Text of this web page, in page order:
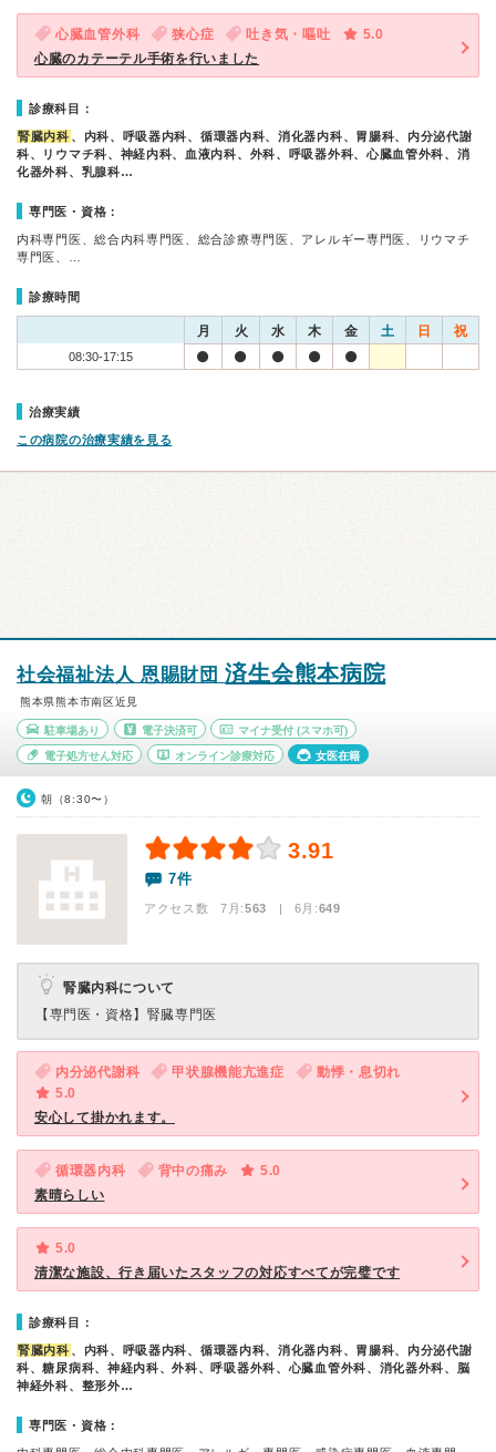
心臓血管外科 狭心症 吐き気・嘔吐
5.0
心臓のカテーテル手術を行いました
診療科目：
腎臓内科 、内科、呼吸器内科、循環器内科、消化器内科、胃腸科、内分泌代謝
科、リウマチ科、神経内科、血液内科、外科、呼吸器外科、心臓血管外科、消
化器外科、乳腺科…
専門医・資格：
内科専門医、総合内科専門医、総合診療専門医、アレルギー専門医、リウマチ
専門医、…
診療時間
月 火 水 木 金 土 日 祝
08:30-17:15
治療実績
この病院の治療実績を見る
社会福祉法人 恩賜財団済生会熊本病院
熊本県熊本市南区近見
駐車場あり 電子決済可 マイナ受付 (スマホ可)
電子処方せん対応 オンライン診療対応 女医在籍
朝（8:30〜）
3.91
7件
アクセス数 7月:563 | 6月:649
腎臓内科について
【専門医・資格】 腎臓専門医
内分泌代謝科 甲状腺機能亢進症
動悸・息切れ
5.0
安心して掛かれます。
循環器内科 背中の痛み
5.0
素晴らしい
5.0
清潔な施設、行き届いたスタッフの対応すべてが完璧です
診療科目：
腎臓内科 、内科、呼吸器内科、循環器内科、消化器内科、胃腸科、内分泌代謝
科、糖尿病科、神経内科、外科、呼吸器外科、心臓血管外科、消化器外科、脳
神経外科、整形外…
専門医・資格：